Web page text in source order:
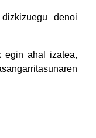
denoi
egin ahal izatea,